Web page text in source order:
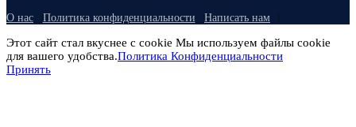
О нас Политика конфиденциальности Написать нам
Этот сайт стал вкуснее с cookie Мы используем файлы cookie
для вашего удобства.Политика Конфиденциальности
Принять